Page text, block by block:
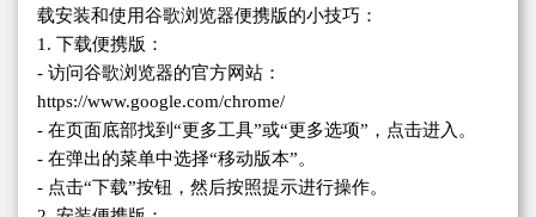
载安装和使用谷歌浏览器便携版的小技巧：
1. 下载便携版：
- 访问谷歌浏览器的官方网站：
https://www.google.com/chrome/
- 在页面底部找到“更多工具”或“更多选项”，点击进入。
- 在弹出的菜单中选择“移动版本”。
- 点击“下载”按钮，然后按照提示进行操作。